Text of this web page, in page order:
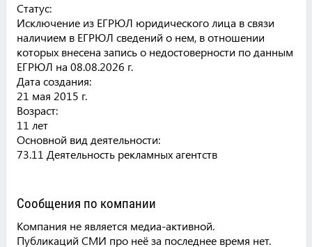
Статус:
Исключение из ЕГРЮЛ юридического лица в связи
наличием в ЕГРЮЛ сведений о нем, в отношении
которых внесена запись о недостоверности по данным
ЕГРЮЛ на 08.08.2026 г.
Дата создания:
21 мая 2015 г.
Возраст:
11 лет
Основной вид деятельности:
73.11 Деятельность рекламных агентств
Сообщения по компании
Компания не является медиа-активной.
Публикаций СМИ про неё за последнее время нет.